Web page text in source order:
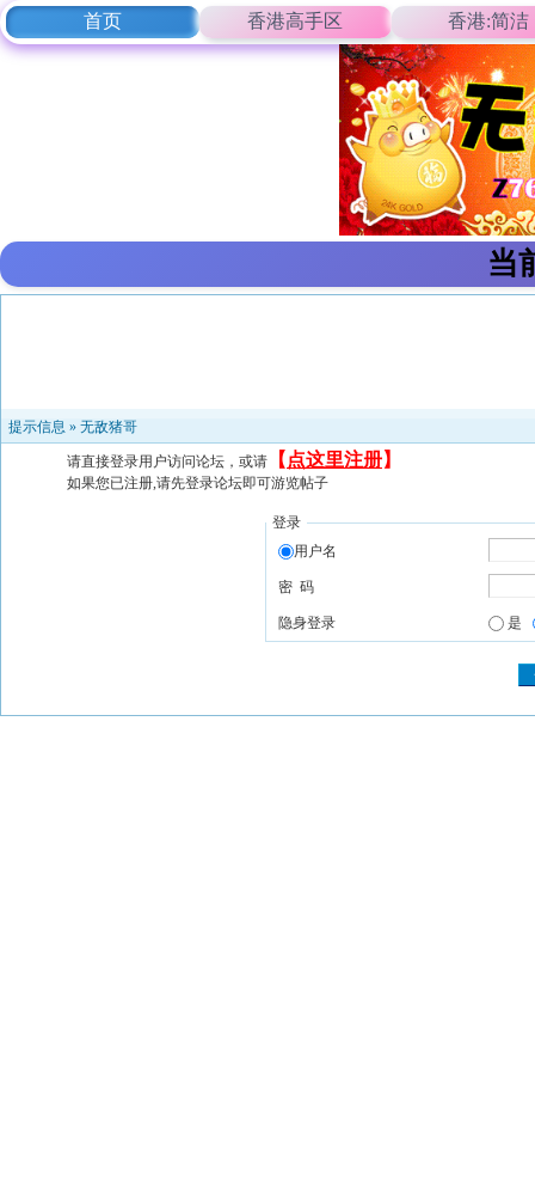
首页 香港高手区 香港:简洁
当
提示信息 » 无敌猪哥
请直接登录用户访问论坛，或请 【 点这里注册】
如果您已注册,请先登录论坛即可游览帖子
登录
用户名
密 码
隐身登录 是